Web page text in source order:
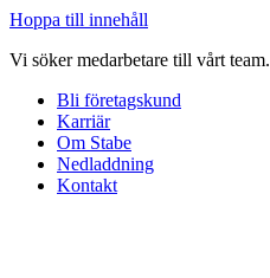
Hoppa till innehåll
Vi söker medarbetare till vårt team.
Bli företagskund
Karriär
Om Stabe
Nedladdning
Kontakt